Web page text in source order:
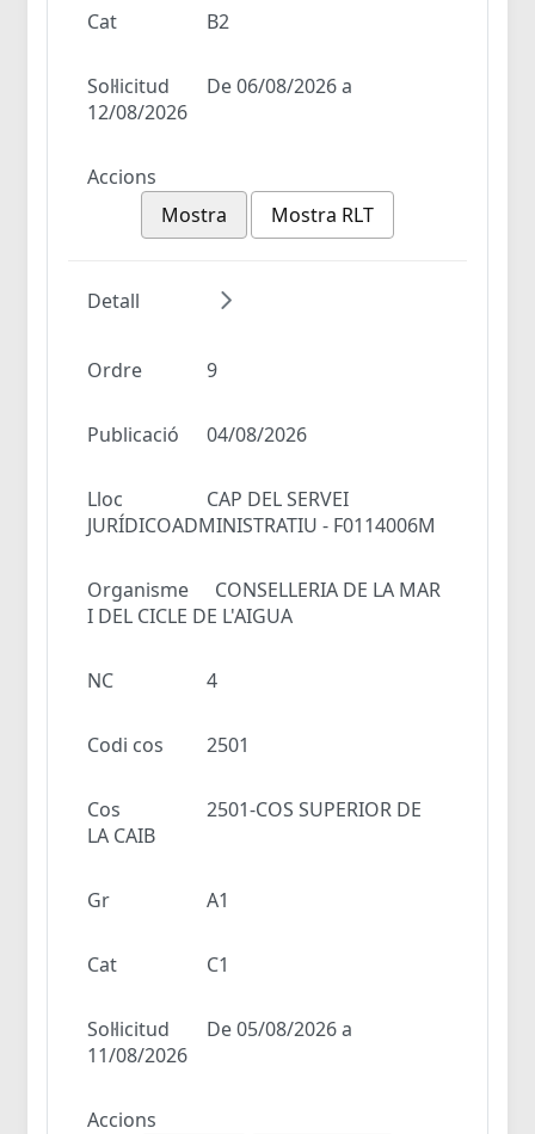
Cat B2
Sol·licitud
De 06/08/2026 a
12/08/2026
Accions
Mostra
Mostra RLT
Detall
Ordre 9
Publicació 04/08/2026
Lloc
CAP DEL SERVEI
JURÍDICOADMINISTRATIU - F0114006M
Organisme
CONSELLERIA DE LA MAR
I DEL CICLE DE L'AIGUA
NC 4
Codi cos 2501
Cos
2501-COS SUPERIOR DE
LA CAIB
Gr A1
Cat C1
Sol·licitud
De 05/08/2026 a
11/08/2026
Accions